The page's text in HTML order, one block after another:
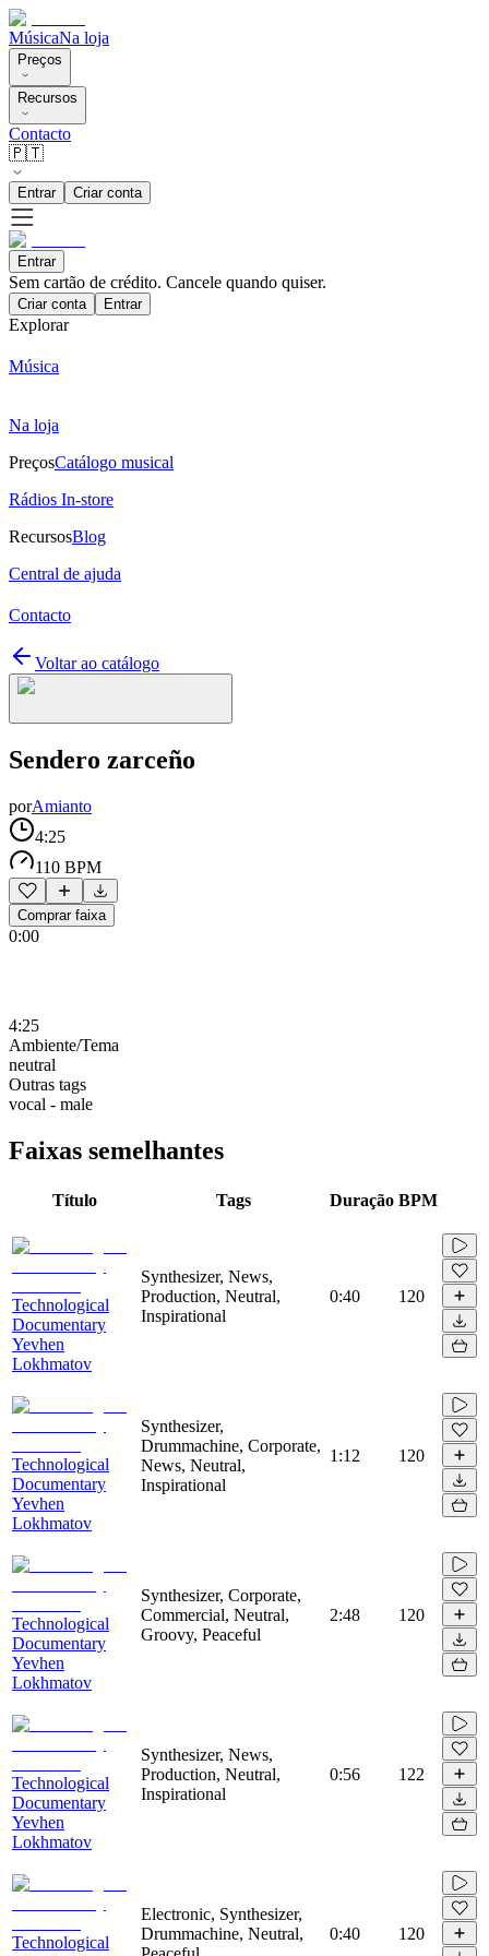
MúsicaNa loja
Preços
Recursos
Contacto
🇵🇹
Entrar Criar conta
Entrar
Sem cartão de crédito. Cancele quando quiser.
Criar conta Entrar
Explorar
Música
Na loja
PreçosCatálogo musical
Rádios In-store
RecursosBlog
Central de ajuda
Contacto
Voltar ao catálogo
Sendero zarceño
porAmianto
4:25
110 BPM
Comprar faixa
0:00
4:25
Ambiente/Tema
neutral
Outras tags
vocal - male
Faixas semelhantes
Título Tags Duração BPM
Technological
Documentary
Yevhen
Lokhmatov
Synthesizer, News,
Production, Neutral,
Inspirational
0:40 120
Technological
Documentary
Yevhen
Lokhmatov
Synthesizer,
Drummachine, Corporate,
News, Neutral,
Inspirational
1:12 120
Technological
Documentary
Yevhen
Lokhmatov
Synthesizer, Corporate,
Commercial, Neutral,
Groovy, Peaceful
2:48 120
Technological
Documentary
Yevhen
Lokhmatov
Synthesizer, News,
Production, Neutral,
Inspirational
0:56 122
Technological
Electronic, Synthesizer,
Drummachine, Neutral,
0:40 120